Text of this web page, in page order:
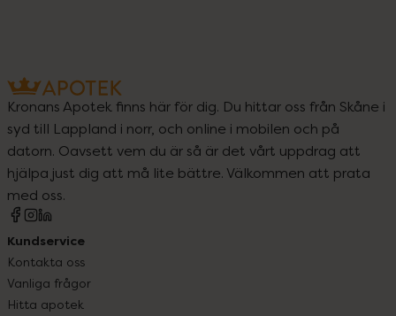
Kronans Apotek finns här för dig. Du hittar oss från Skåne i
syd till Lappland i norr, och online i mobilen och på
datorn. Oavsett vem du är så är det vårt uppdrag att
hjälpa just dig att må lite bättre. Välkommen att prata
med oss.
Kundservice
Kontakta oss
Vanliga frågor
Hitta apotek